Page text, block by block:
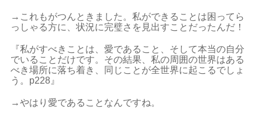
→これもがつんときました。私ができることは困ってら
っしゃる方に、状況に完璧さを見出すことだったんだ！
『私がすべきことは、愛であること、そして本当の自分
でいることだけです。その結果、私の周囲の世界はある
べき場所に落ち着き、同じことが全世界に起こるでしょ
う。p228』
→やはり愛であることなんですね。